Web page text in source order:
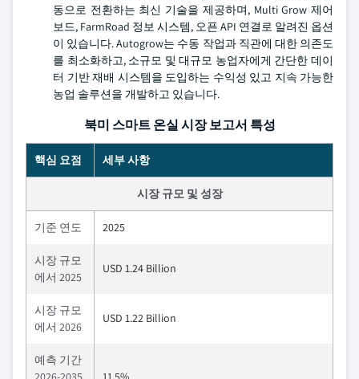
동으로 전환하는 최신 기술을 제공하며, Multi Grow 제어
보드, FarmRoad 정보 시스템, 오픈 API 연결로 알려진 옵션
이 있습니다. Autogrow는 수동 작업과 직관에 대한 의존도
를 최소화하고, 소규모 및 대규모 농업자에게 간단한 데이
터 기반 재배 시스템을 도입하는 수익성 있고 지속 가능한
농업 솔루션을 개발하고 있습니다.
북미 스마트 온실 시장 보고서 특성
핵심 요점 세부 사항
시장 규모 및 성장
기준 연도 2025
시장 규모
에서 2025
USD 1.24 Billion
시장 규모
에서 2026
USD 1.22 Billion
예측 기간